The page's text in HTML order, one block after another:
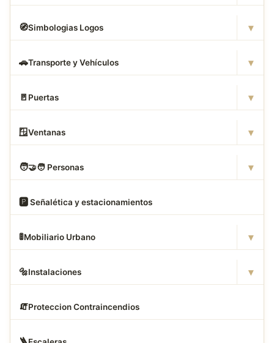
🧭Simbologias Logos ▾
🚗Transporte y Vehículos ▾
🚪 Puertas ▾
🪟Ventanas ▾
🧑‍🤝‍🧑 Personas ▾
🅿️ Señalética y estacionamientos
🚦Mobiliario Urbano ▾
🔩Instalaciones ▾
🧯Proteccion Contraincendios